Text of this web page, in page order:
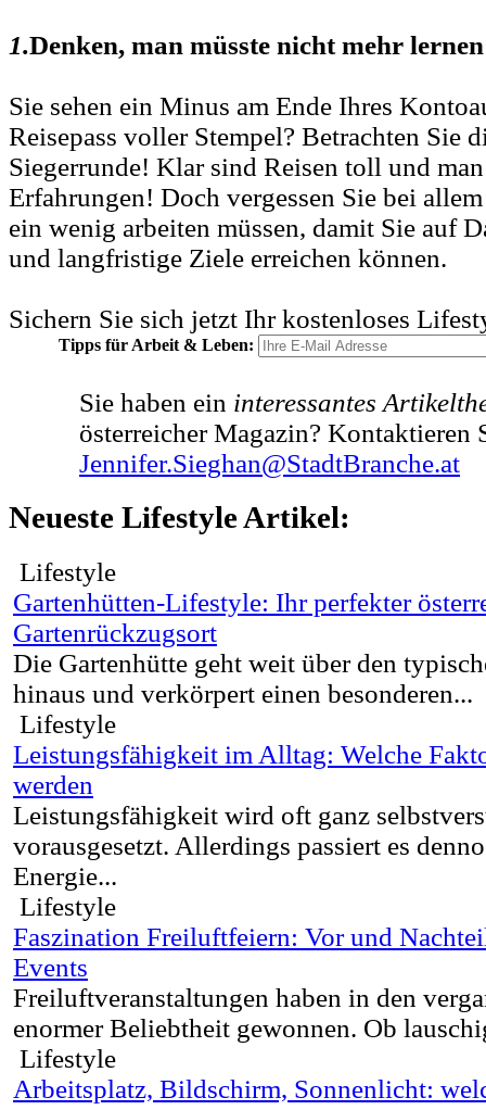
1.Denken, man müsste nicht mehr
Sie sehen ein Minus am Ende Ihres
Reisepass voller Stempel? Betrachten Sie
Siegerrunde! Klar sind Reisen toll und
Erfahrungen! Doch vergessen Sie bei
ein wenig arbeiten müssen, damit Sie auf
und langfristige Ziele erreichen können.
Sichern Sie sich jetzt Ihr kostenloses
Tipps für Arbeit & Leben:
Sie haben ein interessantes
österreicher Magazin? Kontaktieren
Jennifer.Sieghan@StadtBranche.at
Neueste Lifestyle Artikel:
Lifestyle
Gartenhütten-Lifestyle: Ihr perfekter
Gartenrückzugsort
Die Gartenhütte geht weit über den
hinaus und verkörpert einen besonderen...
Lifestyle
Leistungsfähigkeit im Alltag: Welche
werden
Leistungsfähigkeit wird oft ganz
vorausgesetzt. Allerdings passiert es
Energie...
Lifestyle
Faszination Freiluftfeiern: Vor und
Events
Freiluftveranstaltungen haben in den
enormer Beliebtheit gewonnen. Ob
Lifestyle
Arbeitsplatz, Bildschirm, Sonnenlicht: